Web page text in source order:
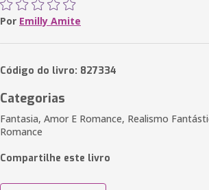
Por Emilly Amite
Código do livro: 827334
Categorias
Fantasia, Amor E Romance, Realismo
Romance
Compartilhe este livro